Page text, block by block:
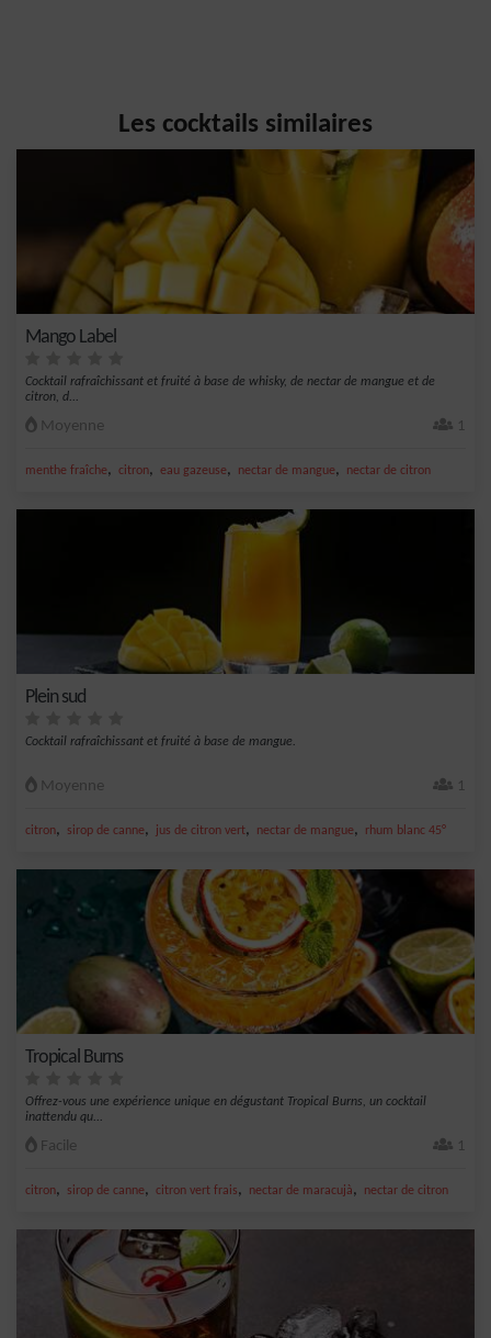
Les cocktails similaires
Mango Label
Cocktail rafraîchissant et fruité à base de whisky, de nectar de mangue et de
citron, d...
Moyenne 1
menthe fraîche, citron, eau gazeuse, nectar de mangue, nectar de citron
Plein sud
Cocktail rafraîchissant et fruité à base de mangue.
Moyenne 1
citron, sirop de canne, jus de citron vert, nectar de mangue, rhum blanc 45°
Tropical Burns
Offrez-vous une expérience unique en dégustant Tropical Burns, un cocktail
inattendu qu...
Facile 1
citron, sirop de canne, citron vert frais, nectar de maracujà, nectar de citron